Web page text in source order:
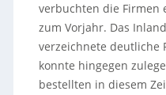
verbuchten die Firmen
zum Vorjahr. Das
verzeichnete deutliche
konnte hingegen
bestellten in diesem